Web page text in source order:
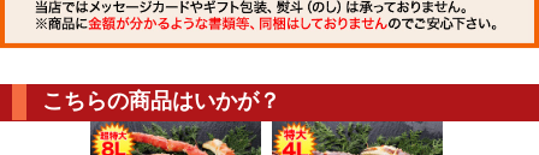
こちらの商品はいかが？